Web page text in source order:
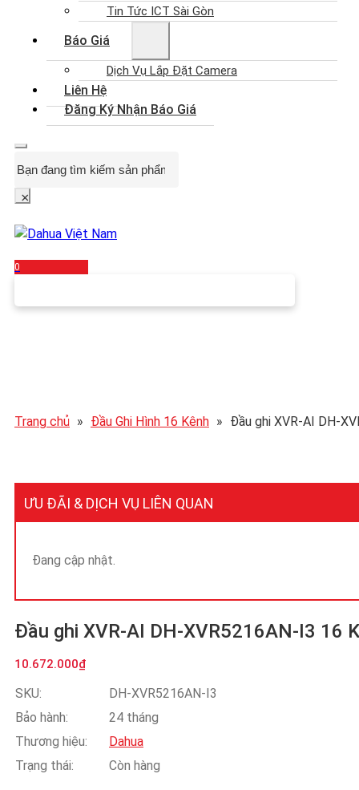
Tin Tức ICT Sài Gòn
Báo Giá
Dịch Vụ Lắp Đặt Camera
Liên Hệ
Đăng Ký Nhận Báo Giá
×
0
Trang chủ » Đầu Ghi Hình 16 Kênh » Đầu ghi XVR-AI DH-
ƯU ĐÃI & DỊCH VỤ LIÊN QUAN
Đang cập nhật.
Đầu ghi XVR-AI DH-XVR5216AN-I3 16
10.672.000₫
SKU:
DH-XVR5216AN-I3
Bảo hành:
24 tháng
Thương hiệu:
Dahua
Trạng thái:
Còn hàng